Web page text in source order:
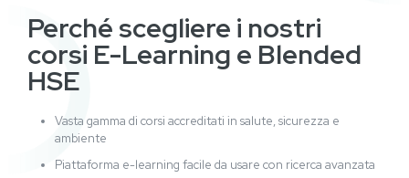
Perché scegliere i nostri
corsi E-Learning e Blended
HSE
Vasta gamma di corsi accreditati in salute, sicurezza e
ambiente
Piattaforma e-learning facile da usare con ricerca avanzata